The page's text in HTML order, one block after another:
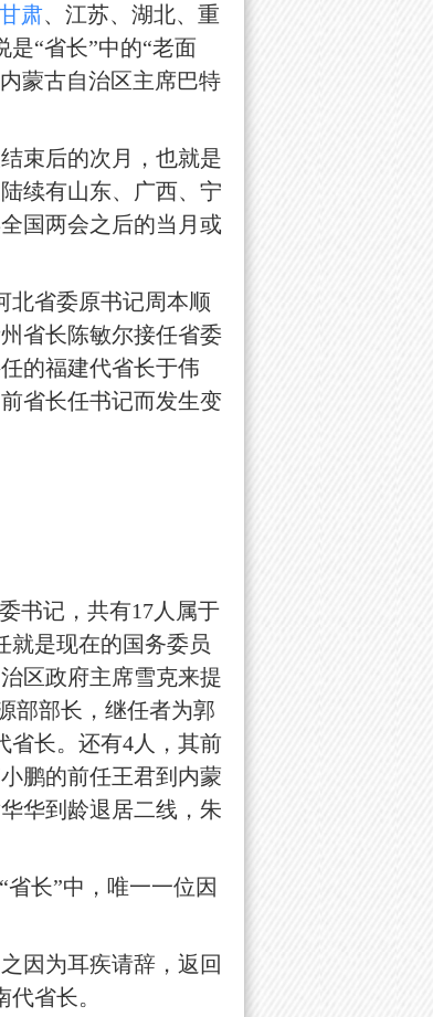
甘肃、江苏、湖北、重
“省长”中的“老面
蒙古自治区主席巴特
束后的次月，也就是
续有山东、广西、宁
国两会之后的当月或
省委原书记周本顺
省长陈敏尔接任省委
的福建代省长于伟
省长任书记而发生变
书记，共有17人属于
就是现在的国务委员
区政府主席雪克来提
部部长，继任者为郭
省长。还有4人，其前
鹏的前任王君到内蒙
华到龄退居二线，朱
长”中，唯一一位因
因为耳疾请辞，返回
省长。